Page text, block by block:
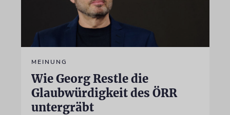
MEINUNG
Wie Georg Restle die
Glaubwürdigkeit des ÖRR
untergräbt